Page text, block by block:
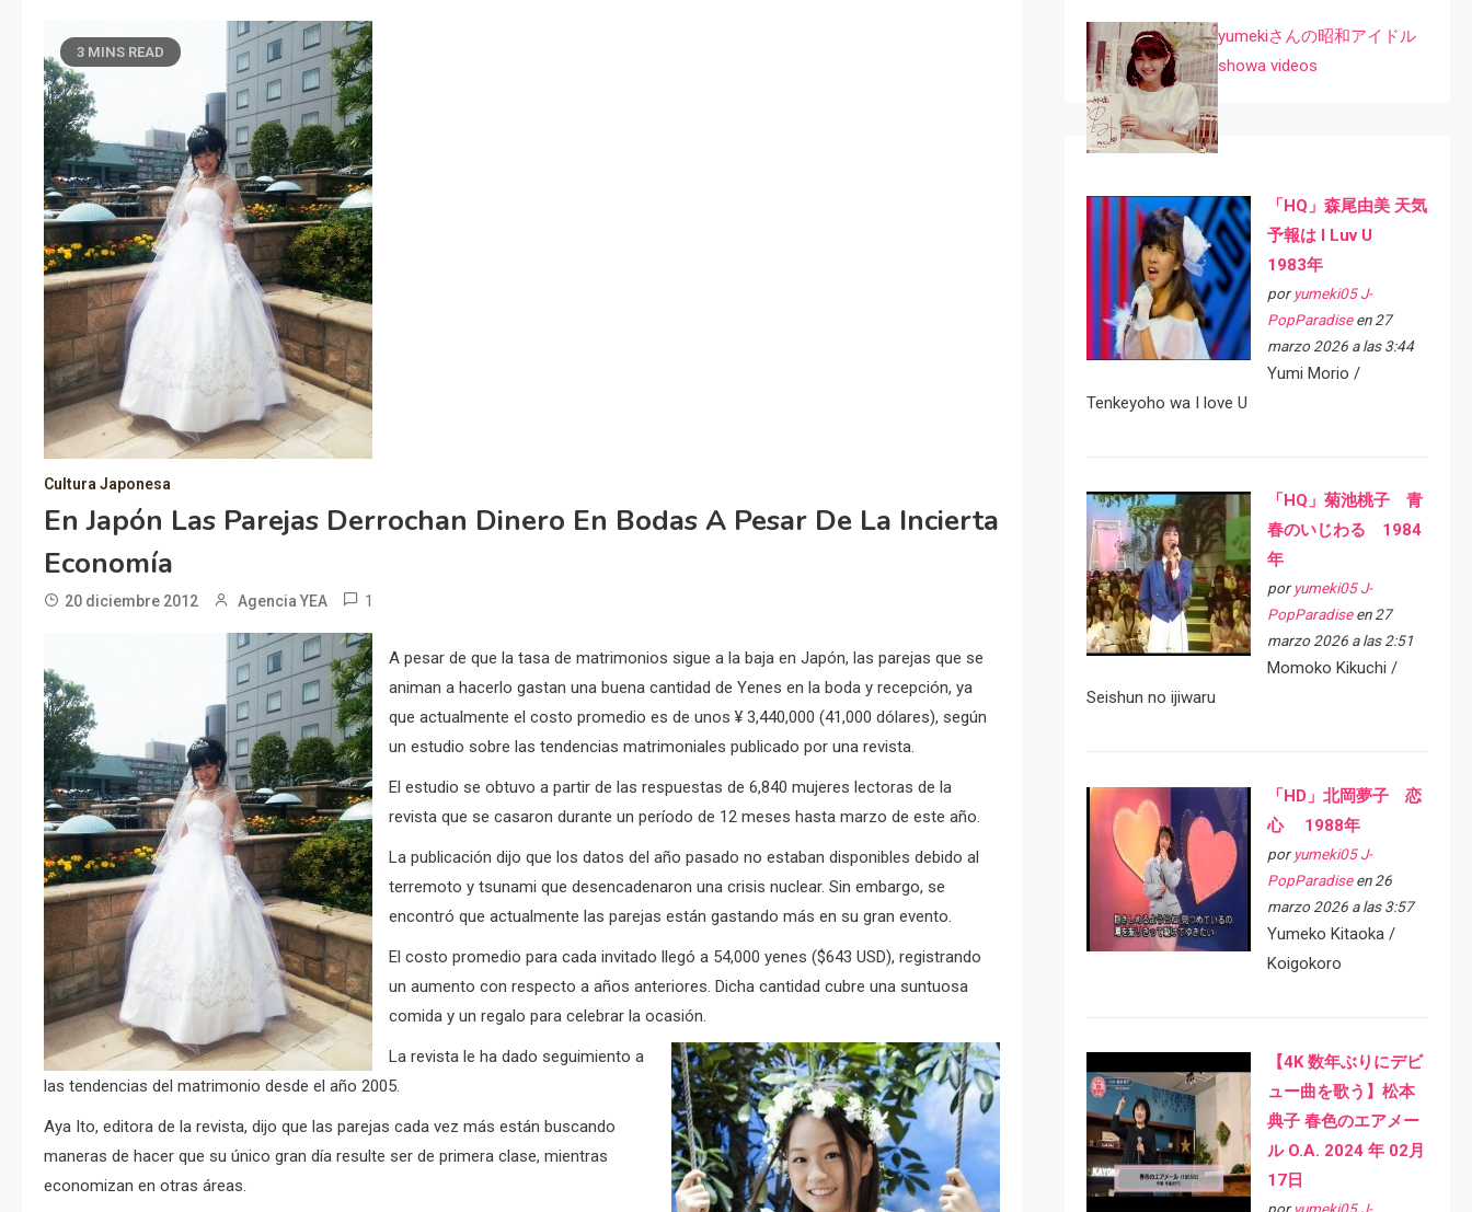
3 MINS READ
Cultura Japonesa
En Japón Las Parejas Derrochan Dinero En Bodas A Pesar De La Incierta
Economía
20 diciembre 2012 Agencia YEA 1
A pesar de que la tasa de matrimonios sigue a la baja en Japón, las parejas que se
animan a hacerlo gastan una buena cantidad de Yenes en la boda y recepción, ya
que actualmente el costo promedio es de unos ¥ 3,440,000 (41,000 dólares), según
un estudio sobre las tendencias matrimoniales publicado por una revista.
El estudio se obtuvo a partir de las respuestas de 6,840 mujeres lectoras de la
revista que se casaron durante un período de 12 meses hasta marzo de este año.
La publicación dijo que los datos del año pasado no estaban disponibles debido al
terremoto y tsunami que desencadenaron una crisis nuclear. Sin embargo, se
encontró que actualmente las parejas están gastando más en su gran evento.
El costo promedio para cada invitado llegó a 54,000 yenes ($643 USD), registrando
un aumento con respecto a años anteriores. Dicha cantidad cubre una suntuosa
comida y un regalo para celebrar la ocasión.
La revista le ha dado seguimiento a
las tendencias del matrimonio desde el año 2005.
Aya Ito, editora de la revista, dijo que las parejas cada vez más están buscando
maneras de hacer que su único gran día resulte ser de primera clase, mientras
economizan en otras áreas.
yumekiさんの昭和アイドル
showa videos
「HQ」森尾由美 天気
予報は I Luv U
1983年
por yumeki05 J-
PopParadiseen 27
marzo 2026 a las 3:44
Yumi Morio /
Tenkeyoho wa I love U
「HQ」菊池桃子 青
春のいじわる 1984
年
por yumeki05 J-
PopParadiseen 27
marzo 2026 a las 2:51
Momoko Kikuchi /
Seishun no ijiwaru
「HD」北岡夢子 恋
心 1988年
por yumeki05 J-
PopParadiseen 26
marzo 2026 a las 3:57
Yumeko Kitaoka /
Koigokoro
【4K 数年ぶりにデビ
ュー曲を歌う】松本
典子 春色のエアメー
ル O.A. 2024 年 02月
17日
por yumeki05 J-